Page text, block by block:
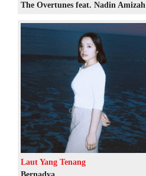
The Overtunes feat. Nadin Amizah
Laut Yang Tenang